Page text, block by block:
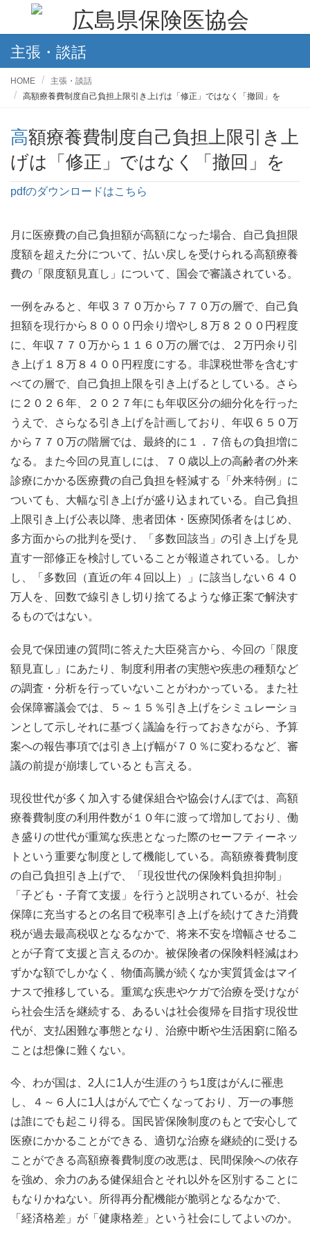
主張・談話
HOME
主張・談話
高額療養費制度自己負担上限引き上げは「修正」ではなく「撤回」を
高額療養費制度自己負担上限引き上
げは「修正」ではなく「撤回」を
pdfのダウンロードはこちら
月に医療費の自己負担額が高額になった場合、自己負担限
度額を超えた分について、払い戻しを受けられる高額療養
費の「限度額見直し」について、国会で審議されている。
一例をみると、年収３７０万から７７０万の層で、自己負
担額を現行から８０００円余り増やし８万８２００円程度
に、年収７７０万から１１６０万の層では、２万円余り引
き上げ１８万８４００円程度にする。非課税世帯を含むす
べての層で、自己負担上限を引き上げるとしている。さら
に２０２６年、２０２７年にも年収区分の細分化を行った
うえで、さらなる引き上げを計画しており、年収６５０万
から７７０万の階層では、最終的に１．７倍もの負担増に
なる。また今回の見直しには、７０歳以上の高齢者の外来
診療にかかる医療費の自己負担を軽減する「外来特例」に
ついても、大幅な引き上げが盛り込まれている。自己負担
上限引き上げ公表以降、患者団体・医療関係者をはじめ、
多方面からの批判を受け、「多数回該当」の引き上げを見
直す一部修正を検討していることが報道されている。しか
し、「多数回（直近の年４回以上）」に該当しない６４０
万人を、回数で線引きし切り捨てるような修正案で解決す
るものではない。
会見で保団連の質問に答えた大臣発言から、今回の「限度
額見直し」にあたり、制度利用者の実態や疾患の種類など
の調査・分析を行っていないことがわかっている。また社
会保障審議会では、５～１５％引き上げをシミュレーショ
ンとして示しそれに基づく議論を行っておきながら、予算
案への報告事項では引き上げ幅が７０％に変わるなど、審
議の前提が崩壊しているとも言える。
現役世代が多く加入する健保組合や協会けんぽでは、高額
療養費制度の利用件数が１０年に渡って増加しており、働
き盛りの世代が重篤な疾患となった際のセーフティーネッ
トという重要な制度として機能している。高額療養費制度
の自己負担引き上げで、「現役世代の保険料負担抑制」
「子ども・子育て支援」を行うと説明されているが、社会
保障に充当するとの名目で税率引き上げを続けてきた消費
税が過去最高税収となるなかで、将来不安を増幅させるこ
とが子育て支援と言えるのか。被保険者の保険料軽減はわ
ずかな額でしかなく、物価高騰が続くなか実質賃金はマイ
ナスで推移している。重篤な疾患やケガで治療を受けなが
ら社会生活を継続する、あるいは社会復帰を目指す現役世
代が、支払困難な事態となり、治療中断や生活困窮に陥る
ことは想像に難くない。
今、わが国は、2人に1人が生涯のうち1度はがんに罹患
し、４～６人に1人はがんで亡くなっており、万一の事態
は誰にでも起こり得る。国民皆保険制度のもとで安心して
医療にかかることができる、適切な治療を継続的に受ける
ことができる高額療養費制度の改悪は、民間保険への依存
を強め、余力のある健保組合とそれ以外を区別することに
もなりかねない。所得再分配機能が脆弱となるなかで、
「経済格差」が「健康格差」という社会にしてよいのか。